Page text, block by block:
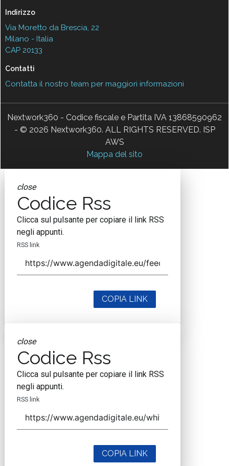
Indirizzo
Via Moretto da Brescia, 22
Milano - Italia
CAP 20133
Contatti
Contatta il nostro team per maggiori informazioni
Nextwork360 - Codice fiscale e Partita IVA 13868590962
- © 2026 Nextwork360. ALL RIGHTS RESERVED. ISP
AWS
Mappa del sito
close
Codice Rss
Clicca sul pulsante per copiare il link RSS
negli appunti.
RSS link
COPIA LINK
close
Codice Rss
Clicca sul pulsante per copiare il link RSS
negli appunti.
RSS link
COPIA LINK